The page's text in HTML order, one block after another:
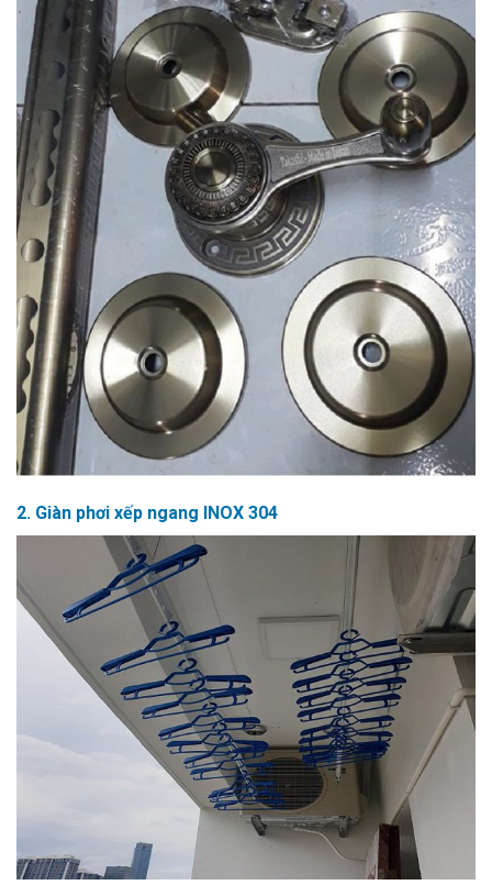
2. Giàn phơi xếp ngang INOX 304